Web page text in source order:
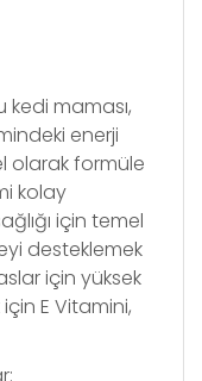
kedi maması,
enerji
olarak formüle
kolay
için temel
desteklemek
için yüksek
E Vitamini,